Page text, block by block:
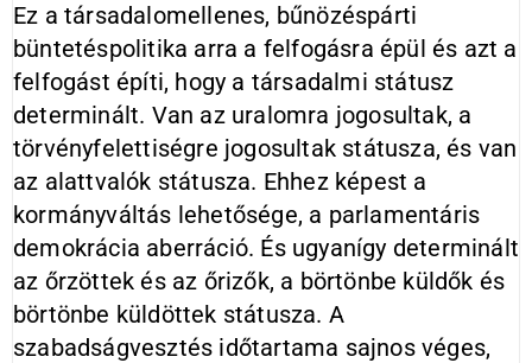
Ez a társadalomellenes, bűnözéspárti
büntetéspolitika arra a felfogásra épül és azt a
felfogást építi, hogy a társadalmi státusz
determinált. Van az uralomra jogosultak, a
törvényfelettiségre jogosultak státusza, és van
az alattvalók státusza. Ehhez képest a
kormányváltás lehetősége, a parlamentáris
demokrácia aberráció. És ugyanígy determinált
az őrzöttek és az őrizők, a börtönbe küldők és
börtönbe küldöttek státusza. A
szabadságvesztés időtartama sajnos véges,